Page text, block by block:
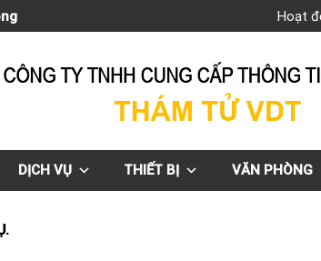
Hoạt
DỊCH VỤ THIẾT BỊ VĂN PHÒNG